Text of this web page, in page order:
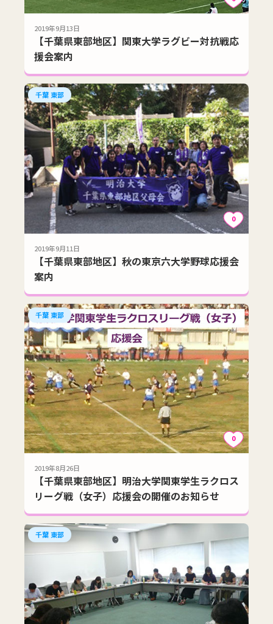
2019年9月13日
【千葉県東部地区】関東大学ラグビー対抗戦応
援会案内
千葉 東部
0
2019年9月11日
【千葉県東部地区】秋の東京六大学野球応援会
案内
千葉 東部
0
2019年8月26日
【千葉県東部地区】明治大学関東学生ラクロス
リーグ戦（女子）応援会の開催のお知らせ
千葉 東部